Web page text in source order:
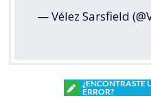
— Vélez Sarsfield
¿ENCONTRASTE
ERROR?